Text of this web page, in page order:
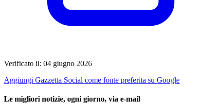
Verificato il: 04 giugno 2026
Aggiungi Gazzetta Social come fonte preferita su Google
Le migliori notizie, ogni giorno, via e-mail